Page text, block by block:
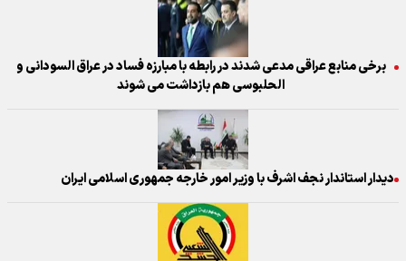
برخی منابع عراقی مدعی شدند در رابطه با مبارزه فساد در عراق السودانی و
الحلبوسی هم بازداشت می شوند
دیدار استاندار نجف اشرف با وزیر امور خارجه جمهوری اسلامی ایران